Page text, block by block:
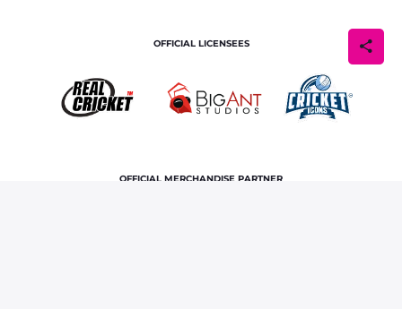
OFFICIAL LICENSEES
OFFICIAL MERCHANDISE PARTNER